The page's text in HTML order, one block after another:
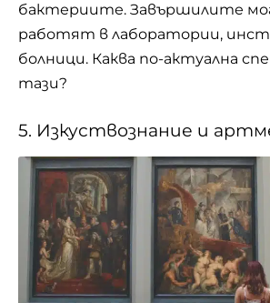
бактериите. Завършилите
работят в лаборатории,
болници. Каква по-актуална
тази?
5. Изкуствознание и